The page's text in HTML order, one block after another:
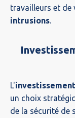
travailleurs et de
intrusions
L'
un choix
de la sécurité de